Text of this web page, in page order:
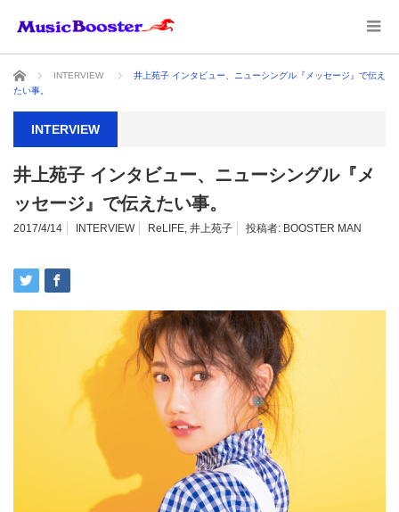
ホーム INTERVIEW
井上苑子 インタビュー、ニューシングル『メッセージ』で伝え
たい事。
INTERVIEW
井上苑子 インタビュー、ニューシングル『メ
ッセージ』で伝えたい事。
2017/4/14 INTERVIEW ReLIFE, 井上苑子 投稿者: BOOSTER MAN